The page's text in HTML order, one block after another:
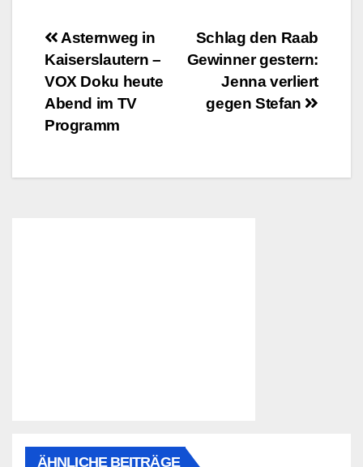
BeitragsnavigationSchlag den Raab
Gewinner gestern:
Jenna verliert
gegen Stefan
Asternweg in
Kaiserslautern –
VOX Doku heute
Abend im TV
Programm
ÄHNLICHE BEITRÄGE